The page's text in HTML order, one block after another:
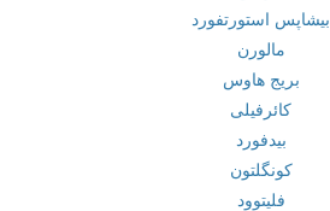
بیشاپس استورتفورد
مالورن
بریج هاوس
کائرفیلی
بیدفورد
کونگلتون
فلیتوود